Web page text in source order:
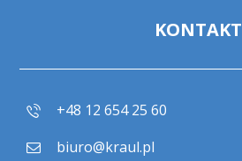
KONTAKT
+48 12 654 25 60
biuro@kraul.pl